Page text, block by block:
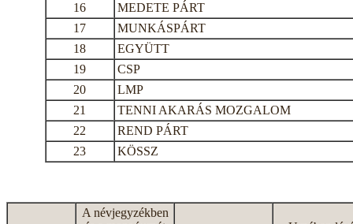
16
MEDETE PÁRT
17
MUNKÁSPÁRT
18
EGYÜTT
19
CSP
20
LMP
21
TENNI AKARÁS MOZGALOM
22
REND PÁRT
23
KÖSSZ
A névjegyzékben